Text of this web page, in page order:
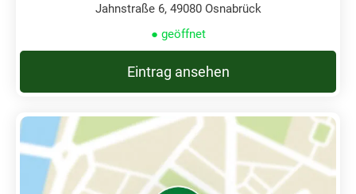
Jahnstraße 6, 49080 Osnabrück
● geöffnet
Eintrag ansehen